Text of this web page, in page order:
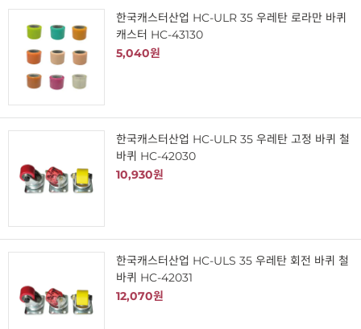
한국캐스터산업 HC-ULR 35 우레탄 로라만 바퀴
캐스터 HC-43130
5,040원
한국캐스터산업 HC-ULR 35 우레탄 고정 바퀴 철
바퀴 HC-42030
10,930원
한국캐스터산업 HC-ULS 35 우레탄 회전 바퀴 철
바퀴 HC-42031
12,070원